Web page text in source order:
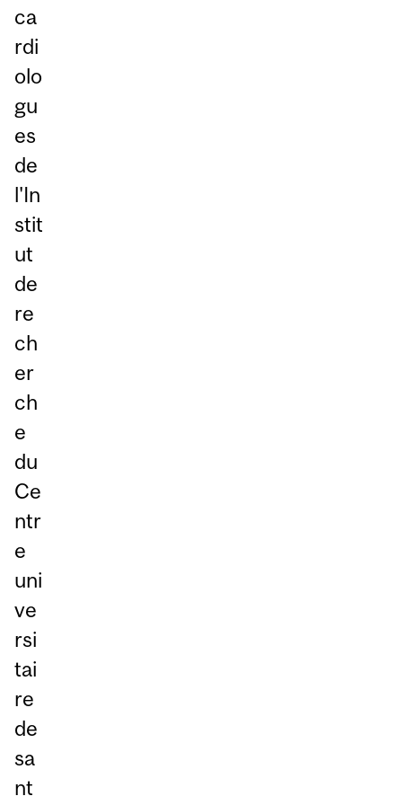
ca
rdi
olo
gu
es
de
l'In
stit
ut
de
re
ch
er
ch
e
du
Ce
ntr
e
uni
ve
rsi
tai
re
de
sa
nt